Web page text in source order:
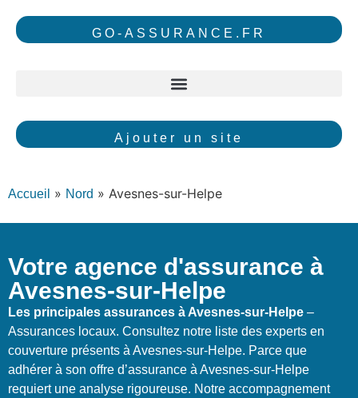
GO-ASSURANCE.FR
Ajouter un site
Accueil » Nord » Avesnes-sur-Helpe
Votre agence d'assurance à
Avesnes-sur-Helpe
Les principales assurances à Avesnes-sur-Helpe –
Assurances locaux. Consultez notre liste des experts en
couverture présents à Avesnes-sur-Helpe. Parce que
adhérer à son offre d’assurance à Avesnes-sur-Helpe
requiert une analyse rigoureuse. Notre accompagnement